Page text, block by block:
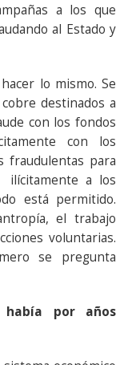
a los que
al Estado y
lo mismo. Se
destinados a
con los fondos
con los
fraudulentas para
ilícitamente a los
está permitido.
el trabajo
voluntarias.
se pregunta
por años